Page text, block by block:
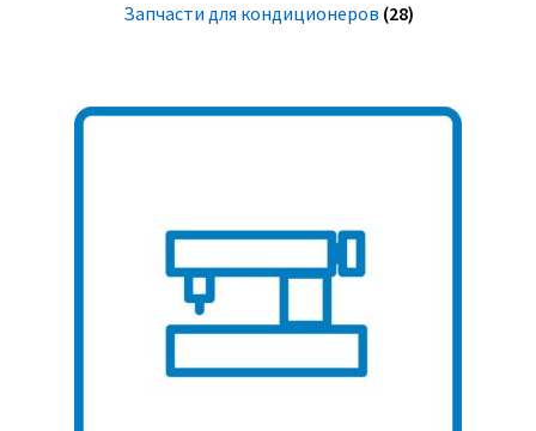
Запчасти для кондиционеров (28)